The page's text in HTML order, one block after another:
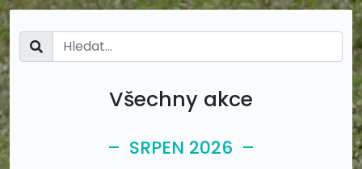
Všechny akce
– SRPEN 2026 –